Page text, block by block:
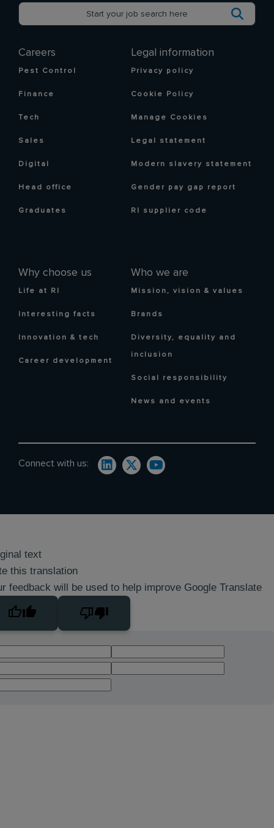
Careers
Pest Control
Finance
Tech
Sales
Digital
Head office
Graduates
Why choose us
Life at RI
Interesting facts
Innovation & tech
Career development
Who we are
Mission, vision & values
Brands
Diversity, equality and
inclusion
Social responsibility
News and events
Legal information
Privacy policy
Cookie Policy
Manage Cookies
Legal statement
Modern slavery statement
Gender pay gap report
RI supplier code
Connect with us:
text
this translation
feedback will be used to help improve Google Translate